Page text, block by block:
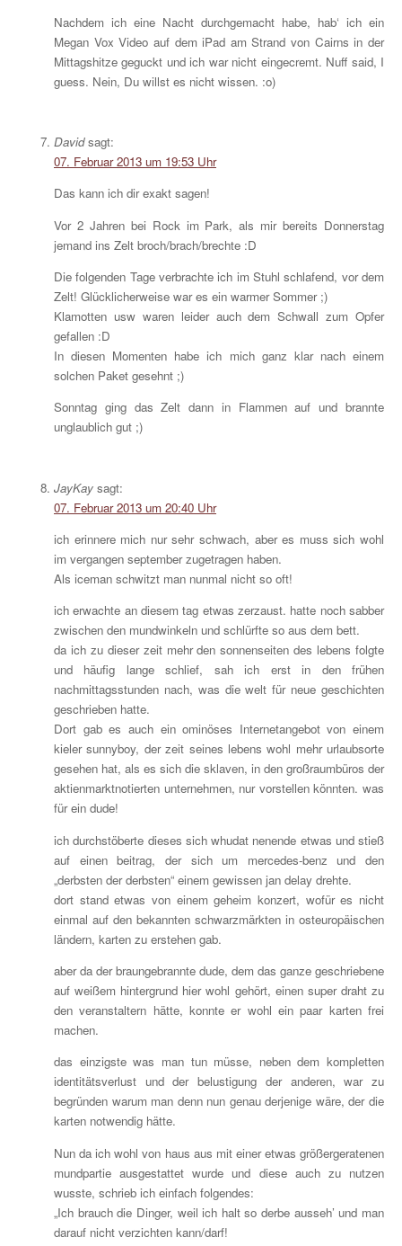
Nachdem ich eine Nacht durchgemacht habe, hab‘ ich ein
Megan Vox Video auf dem iPad am Strand von Cairns in der
Mittagshitze geguckt und ich war nicht eingecremt. Nuff said, I
guess. Nein, Du willst es nicht wissen. :o)
David sagt:
07. Februar 2013 um 19:53 Uhr
Das kann ich dir exakt sagen!
Vor 2 Jahren bei Rock im Park, als mir bereits Donnerstag
jemand ins Zelt broch/brach/brechte :D
Die folgenden Tage verbrachte ich im Stuhl schlafend, vor dem
Zelt! Glücklicherweise war es ein warmer Sommer ;)
Klamotten usw waren leider auch dem Schwall zum Opfer
gefallen :D
In diesen Momenten habe ich mich ganz klar nach einem
solchen Paket gesehnt ;)
Sonntag ging das Zelt dann in Flammen auf und brannte
unglaublich gut ;)
JayKay sagt:
07. Februar 2013 um 20:40 Uhr
ich erinnere mich nur sehr schwach, aber es muss sich wohl
im vergangen september zugetragen haben.
Als iceman schwitzt man nunmal nicht so oft!
ich erwachte an diesem tag etwas zerzaust. hatte noch sabber
zwischen den mundwinkeln und schlürfte so aus dem bett.
da ich zu dieser zeit mehr den sonnenseiten des lebens folgte
und häufig lange schlief, sah ich erst in den frühen
nachmittagsstunden nach, was die welt für neue geschichten
geschrieben hatte.
Dort gab es auch ein ominöses Internetangebot von einem
kieler sunnyboy, der zeit seines lebens wohl mehr urlaubsorte
gesehen hat, als es sich die sklaven, in den großraumbüros der
aktienmarktnotierten unternehmen, nur vorstellen könnten. was
für ein dude!
ich durchstöberte dieses sich whudat nenende etwas und stieß
auf einen beitrag, der sich um mercedes-benz und den
„derbsten der derbsten“ einem gewissen jan delay drehte.
dort stand etwas von einem geheim konzert, wofür es nicht
einmal auf den bekannten schwarzmärkten in osteuropäischen
ländern, karten zu erstehen gab.
aber da der braungebrannte dude, dem das ganze geschriebene
auf weißem hintergrund hier wohl gehört, einen super draht zu
den veranstaltern hätte, konnte er wohl ein paar karten frei
machen.
das einzigste was man tun müsse, neben dem kompletten
identitätsverlust und der belustigung der anderen, war zu
begründen warum man denn nun genau derjenige wäre, der die
karten notwendig hätte.
Nun da ich wohl von haus aus mit einer etwas größergeratenen
mundpartie ausgestattet wurde und diese auch zu nutzen
wusste, schrieb ich einfach folgendes:
„Ich brauch die Dinger, weil ich halt so derbe ausseh’ und man
darauf nicht verzichten kann/darf!